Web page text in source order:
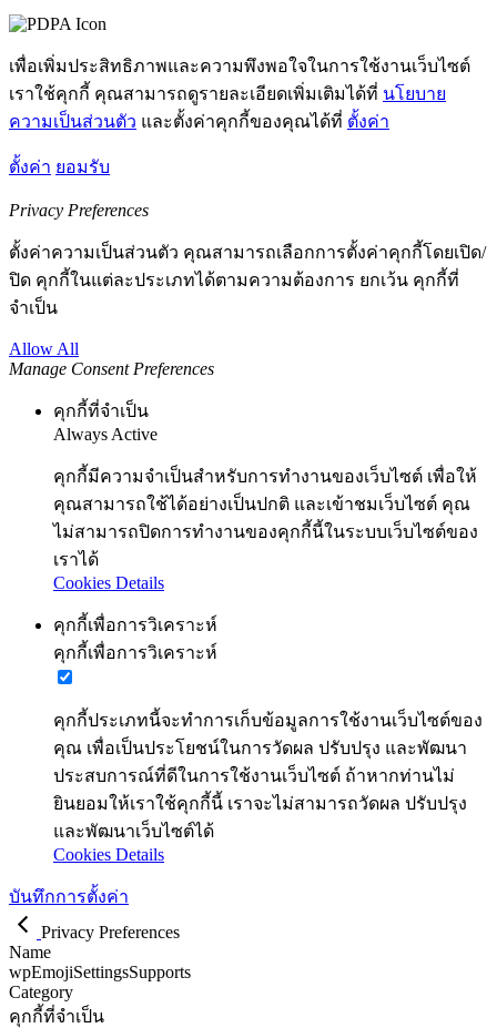
เพื่อเพิ่มประสิทธิภาพและความพึงพอใจในการใช้งานเว็บไซต์
เราใช้คุกกี้ คุณสามารถดูรายละเอียดเพิ่มเติมได้ที่ นโยบาย
ความเป็นส่วนตัว และตั้งค่าคุกกี้ของคุณได้ที่ ตั้งค่า
ตั้งค่า ยอมรับ
Privacy Preferences
ตั้งค่าความเป็นส่วนตัว คุณสามารถเลือกการตั้งค่าคุกกี้โดยเปิด/
ปิด คุกกี้ในแต่ละประเภทได้ตามความต้องการ ยกเว้น คุกกี้ที่
จำเป็น
Allow All
Manage Consent Preferences
คุกกี้ที่จำเป็น
Always Active
คุกกี้มีความจำเป็นสำหรับการทำงานของเว็บไซต์ เพื่อให้
คุณสามารถใช้ได้อย่างเป็นปกติ และเข้าชมเว็บไซต์ คุณ
ไม่สามารถปิดการทำงานของคุกกี้นี้ในระบบเว็บไซต์ของ
เราได้
Cookies Details
คุกกี้เพื่อการวิเคราะห์
คุกกี้เพื่อการวิเคราะห์
คุกกี้ประเภทนี้จะทำการเก็บข้อมูลการใช้งานเว็บไซต์ของ
คุณ เพื่อเป็นประโยชน์ในการวัดผล ปรับปรุง และพัฒนา
ประสบการณ์ที่ดีในการใช้งานเว็บไซต์ ถ้าหากท่านไม่
ยินยอมให้เราใช้คุกกี้นี้ เราจะไม่สามารถวัดผล ปรับปรุง
และพัฒนาเว็บไซต์ได้
Cookies Details
บันทึกการตั้งค่า
Privacy Preferences
Name
wpEmojiSettingsSupports
Category
คุกกี้ที่จำเป็น